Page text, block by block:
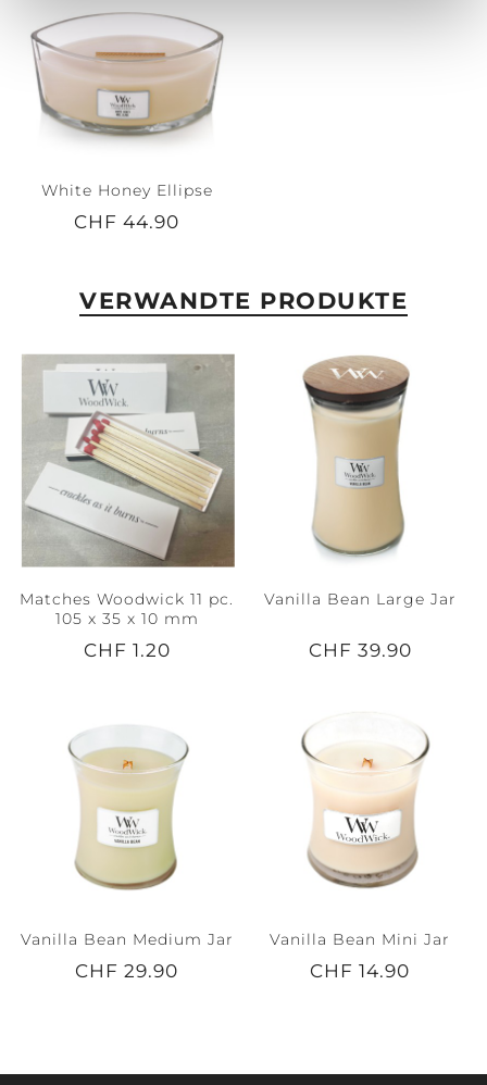
White Honey Ellipse
CHF 44.90
VERWANDTE PRODUKTE
Matches Woodwick 11 pc.
105 x 35 x 10 mm
CHF 1.20
Vanilla Bean Large Jar
CHF 39.90
Vanilla Bean Medium Jar
CHF 29.90
Vanilla Bean Mini Jar
CHF 14.90